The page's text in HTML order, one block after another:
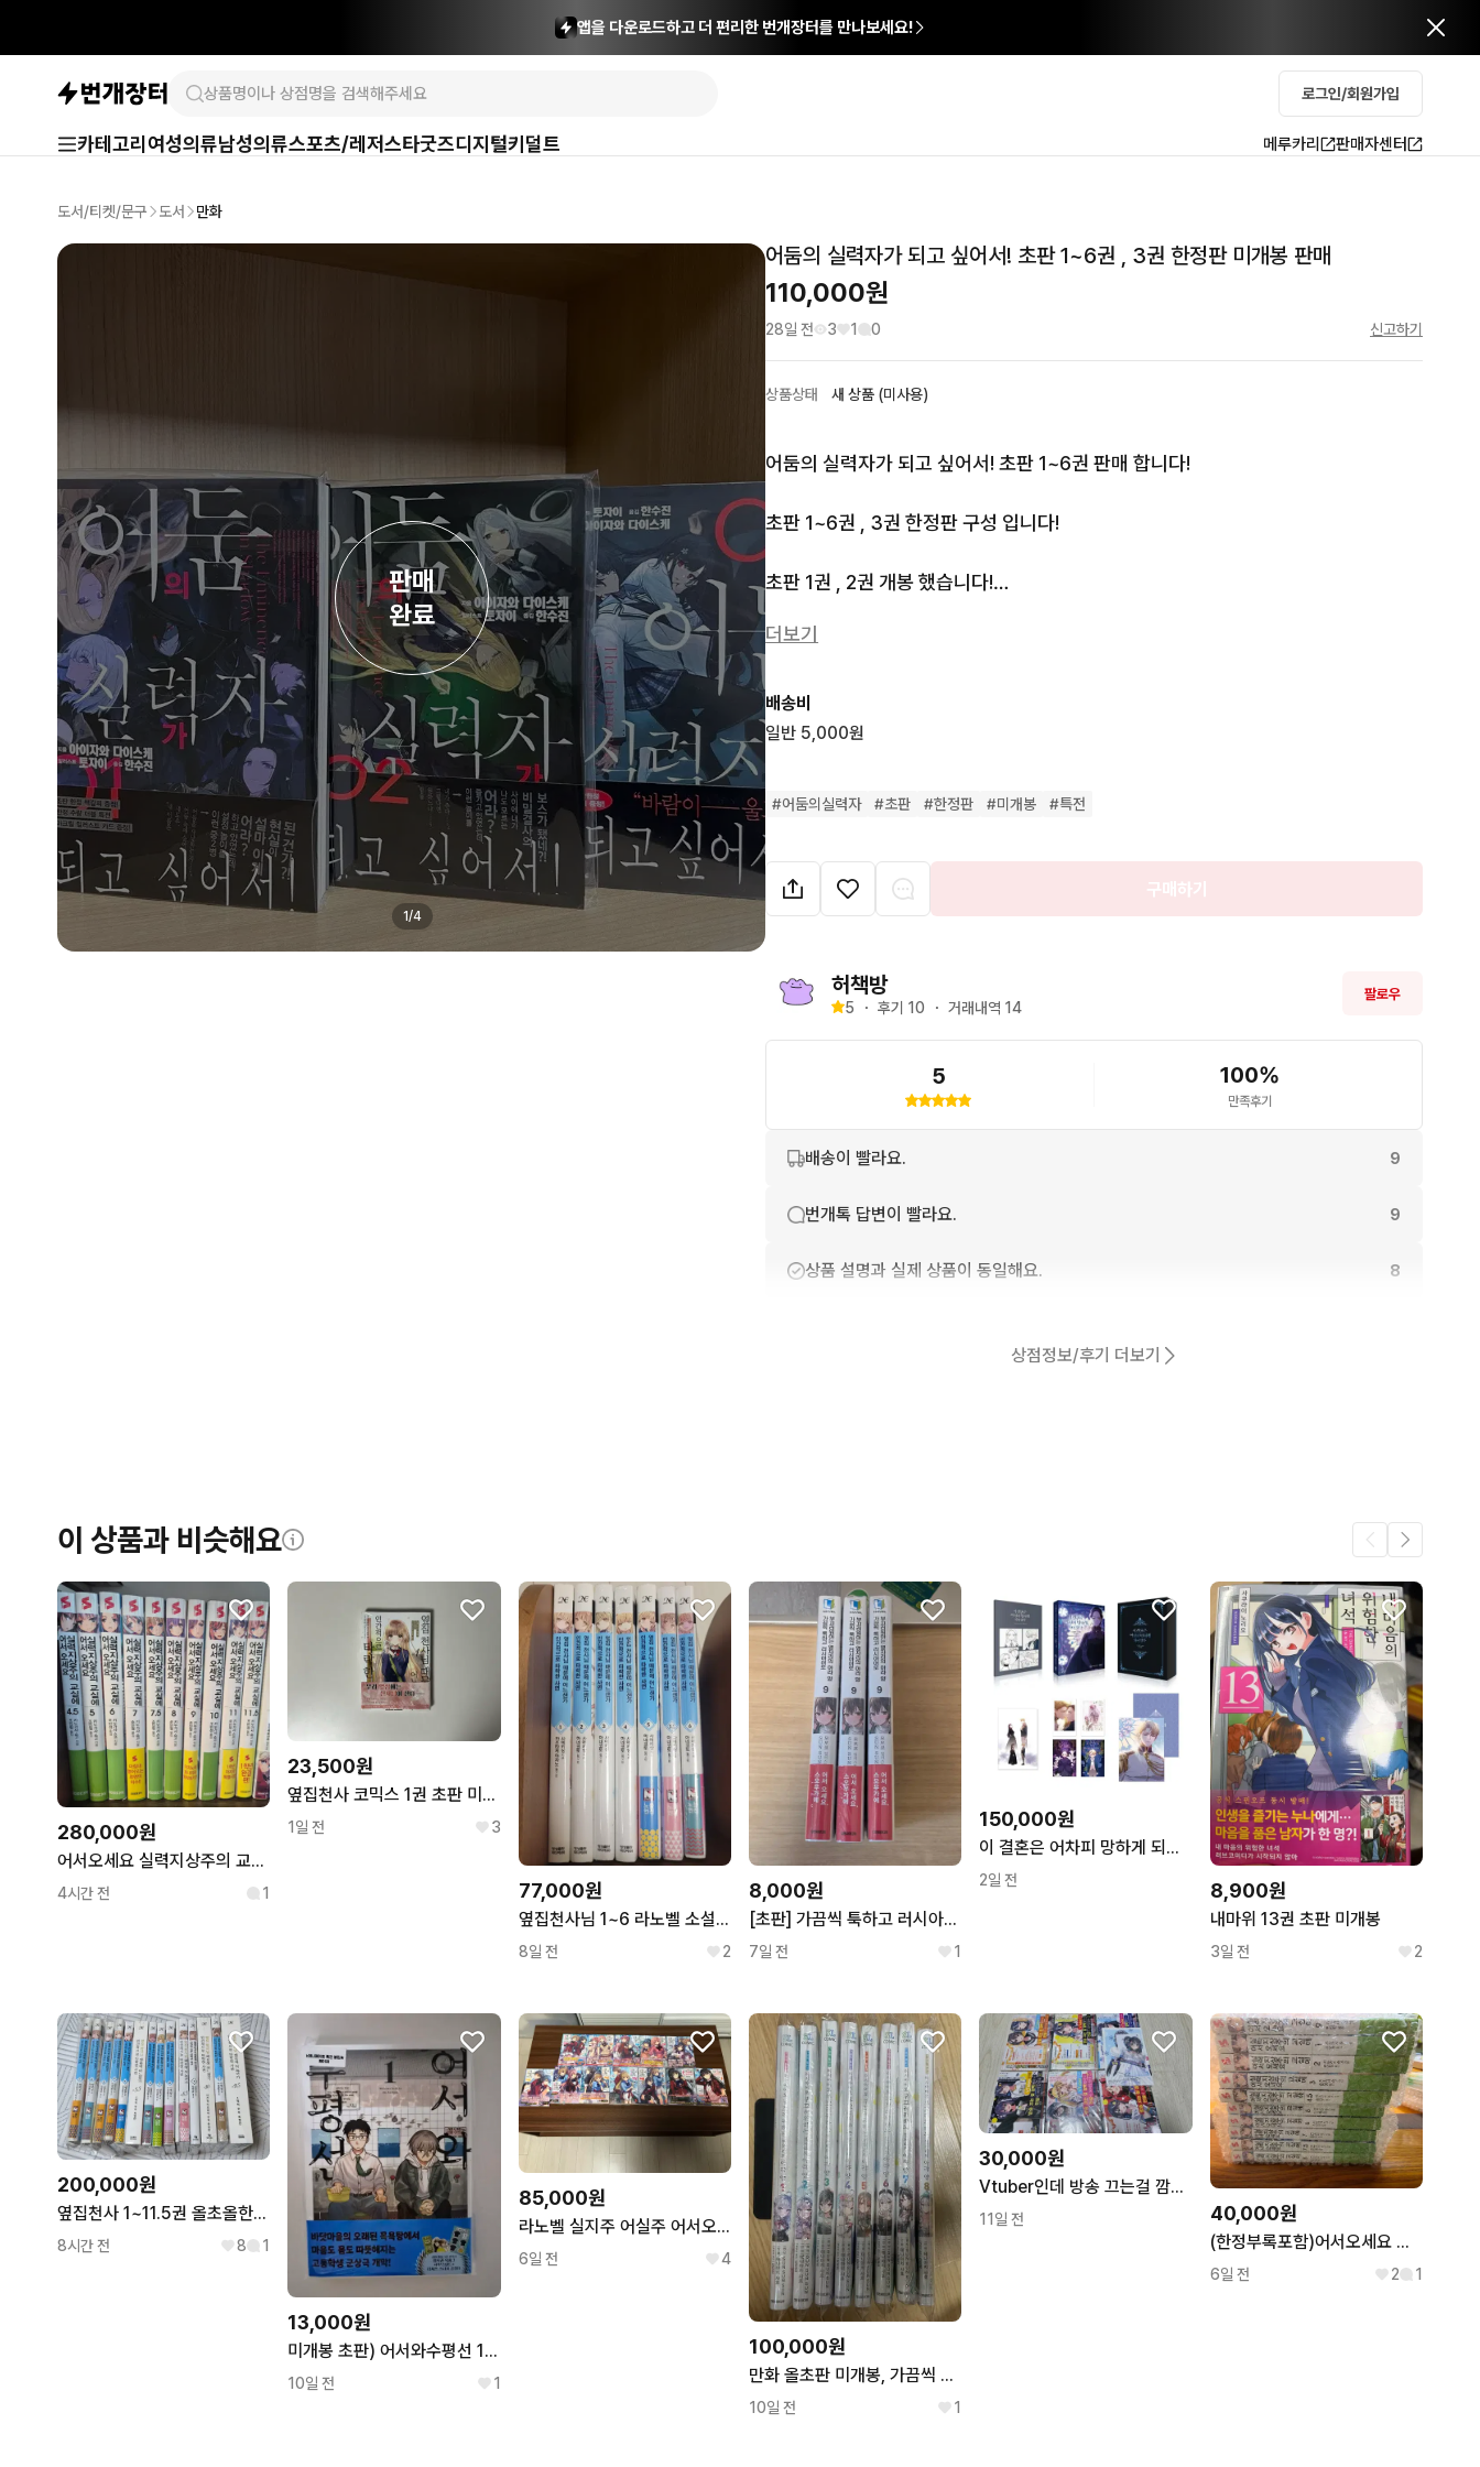
앱을 다운로드하고 더 편리한 번개장터를 만나보세요!
로그인/회원가입
카테고리 여성의류남성의류스포츠/레저스타굿즈디지털키덜트 메루카리 판매자센터
도서/티켓/문구 도서 만화
판매
완료
1/4
어둠의 실력자가 되고 싶어서! 초판 1~6권 , 3권 한정판 미개봉 판매
110,000원
28일 전 3 1 0 신고하기
상품상태 새 상품 (미사용)
어둠의 실력자가 되고 싶어서! 초판 1~6권 판매 합니다!
초판 1~6권 , 3권 한정판 구성 입니다!
초판 1권 , 2권 개봉 했습니다!
3권 한정판도 미개봉 상태 입니다!
개봉한 1권 , 2권 초판 한정 책갈피 포함 되어 있습니다!
1권 한정 수량 더블 특전 아크릴 일러스트 카드 있습니다!
더보기
배송비
일반 5,000원
#어둠의실력자 #초판 #한정판 #미개봉 #특전
구매하기
허책방
5 ・ 후기 10 ・ 거래내역 14
팔로우
5 100%
만족후기
배송이 빨라요. 9
번개톡 답변이 빨라요. 9
상품 설명과 실제 상품이 동일해요. 8
꼭 필요한 문의만 해요. 1
상점정보/후기 더보기
이 상품과 비슷해요
280,000원
어서오세요 실력지상주의 교실에(어실주,실지주) 라노벨 일괄 판매합니다
4시간 전 1
23,500원
옆집천사 코믹스 1권 초판 미개봉
1일 전 3
77,000원
옆집천사님 1~6 라노벨 소설 초판
8일 전 2
8,000원
[초판] 가끔씩 툭하고 러시아어로 부끄러워하는 옆자리의 아랴양 9권
7일 전 1
150,000원
이 결혼은 어차피 망하게 되어 있다 1~3 [한정판] (미개봉)
2일 전 8,900원
내마위 13권 초판 미개봉
3일 전 2
200,000원
옆집천사 1~11.5권 올초올한 판매합니다
8시간 전 8 1
13,000원
미개봉 초판) 어서와수평선 1권+애니메이트 특전
10일 전 1
85,000원
라노벨 실지주 어실주 어서오세요 실력지상주의 교실에 만화책 코믹스 올초판
6일 전 4
100,000원
만화 올초판 미개봉, 가끔씩 툭하고 러시아어로 부끄러워하는 옆자리의 아랴 양 로시데레
10일 전 1
30,000원
Vtuber인데 방송 끄는걸 깜빡했더니..라노벨 초판 1~5,8권 일괄판매합니다
11일 전 40,000원
(한정부록포함)어서오세요 실력지상주의 교실에 1학년 전권 세트
6일 전 2 1